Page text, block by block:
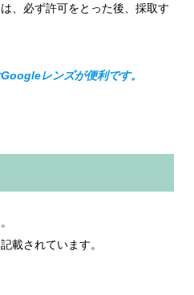
、必ず許可をとった後、採取す
レンズが便利です。
載されています。